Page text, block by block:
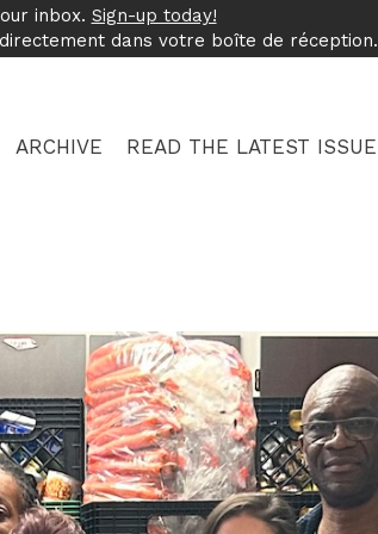
inbox. Sign-up today!
dans votre boîte de réception.
ARCHIVE READ THE LATEST ISSUE